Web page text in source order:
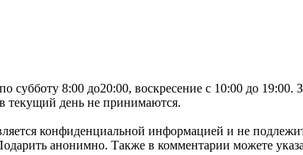
субботу 8:00 до20:00, воскресение с 10:00 до
текущий день не принимаются.
конфиденциальной информацией и не подлежит
анонимно. Также в комментарии можете